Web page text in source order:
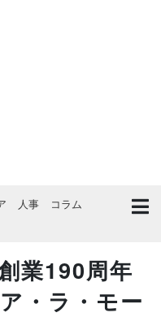
人事
コラム
業190周年
・ラ・モー